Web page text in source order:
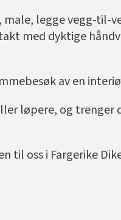
male, legge vegg-til-
med dyktige
av en
løpere, og trenger
til oss i Fargerike